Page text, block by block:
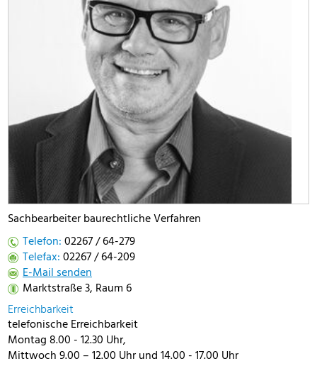
Sachbearbeiter baurechtliche Verfahren
Telefon:02267 / 64-279
Telefax:02267 / 64-209
E-Mail senden
Marktstraße 3, Raum 6
Erreichbarkeit
telefonische Erreichbarkeit
Montag 8.00 - 12.30 Uhr,
Mittwoch 9.00 – 12.00 Uhr und 14.00 - 17.00 Uhr